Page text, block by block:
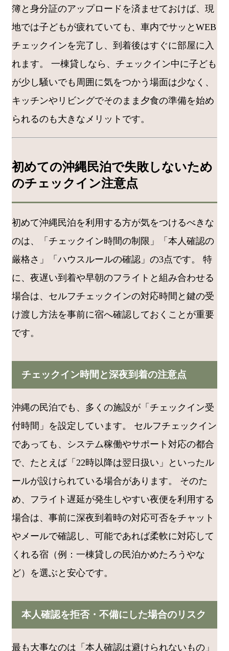
簿と身分証のアップロードを済ませておけば、現
地では子どもが疲れていても、車内でサッとWEB
チェックインを完了し、到着後はすぐに部屋に入
れます。 一棟貸しなら、チェックイン中に子ども
が少し騒いでも周囲に気をつかう場面は少なく、
キッチンやリビングでそのまま夕食の準備を始め
られるのも大きなメリットです。
初めての沖縄民泊で失敗しないため
のチェックイン注意点
初めて沖縄民泊を利用する方が気をつけるべきな
のは、「チェックイン時間の制限」「本人確認の
厳格さ」「ハウスルールの確認」の3点です。 特
に、夜遅い到着や早朝のフライトと組み合わせる
場合は、セルフチェックインの対応時間と鍵の受
け渡し方法を事前に宿へ確認しておくことが重要
です。
チェックイン時間と深夜到着の注意点
沖縄の民泊でも、多くの施設が「チェックイン受
付時間」を設定しています。 セルフチェックイン
であっても、システム稼働やサポート対応の都合
で、たとえば「22時以降は翌日扱い」といったル
ールが設けられている場合があります。 そのた
め、フライト遅延が発生しやすい夜便を利用する
場合は、事前に深夜到着時の対応可否をチャット
やメールで確認し、可能であれば柔軟に対応して
くれる宿（例：一棟貸しの民泊かめたろうやな
ど）を選ぶと安心です。
本人確認を拒否・不備にした場合のリスク
最も大事なのは「本人確認は避けられないもの」